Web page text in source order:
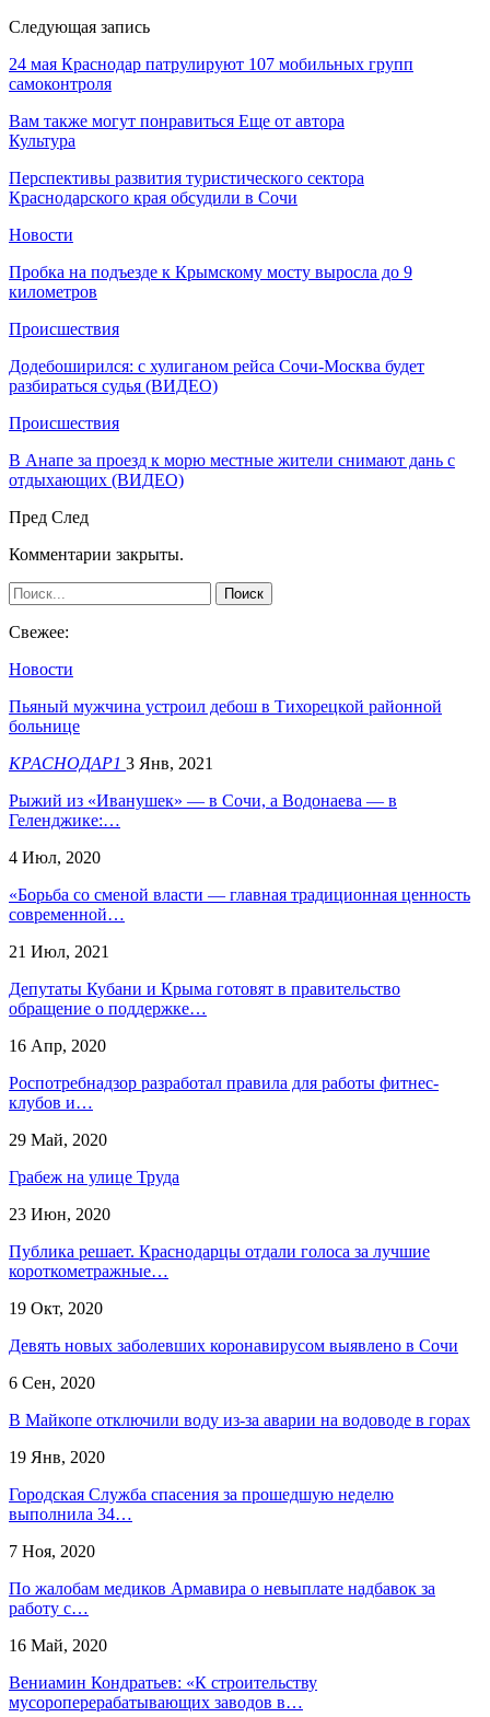
Следующая запись
24 мая Краснодар патрулируют 107 мобильных групп
самоконтроля
Вам также могут понравиться Еще от автора
Культура
Перспективы развития туристического сектора
Краснодарского края обсудили в Сочи
Новости
Пробка на подъезде к Крымскому мосту выросла до 9
километров
Происшествия
Додебоширился: с хулиганом рейса Сочи-Москва будет
разбираться судья (ВИДЕО)
Происшествия
В Анапе за проезд к морю местные жители снимают дань с
отдыхающих (ВИДЕО)
Пред След
Комментарии закрыты.
Свежее:
Новости
Пьяный мужчина устроил дебош в Тихорецкой районной
больнице
КРАСНОДАР1 3 Янв, 2021
Рыжий из «Иванушек» — в Сочи, а Водонаева — в
Геленджике:…
4 Июл, 2020
«Борьба со сменой власти — главная традиционная ценность
современной…
21 Июл, 2021
Депутаты Кубани и Крыма готовят в правительство
обращение о поддержке…
16 Апр, 2020
Роспотребнадзор разработал правила для работы фитнес-
клубов и…
29 Май, 2020
Грабеж на улице Труда
23 Июн, 2020
Публика решает. Краснодарцы отдали голоса за лучшие
короткометражные…
19 Окт, 2020
Девять новых заболевших коронавирусом выявлено в Сочи
6 Сен, 2020
В Майкопе отключили воду из-за аварии на водоводе в горах
19 Янв, 2020
Городская Служба спасения за прошедшую неделю
выполнила 34…
7 Ноя, 2020
По жалобам медиков Армавира о невыплате надбавок за
работу с…
16 Май, 2020
Вениамин Кондратьев: «К строительству
мусороперерабатывающих заводов в…